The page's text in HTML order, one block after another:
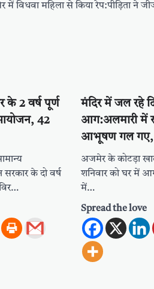
में विधवा महिला से किया रेप:पीड़िता ने
के 2 वर्ष पूर्ण
आयोजन, 42
सरकार के दो वर्ष
मंदिर में जल रहे
आग:अलमारी में
आभूषण गल गए,
अजमेर के कोटड़ा
शनिवार को घर में
में…
Spread the love